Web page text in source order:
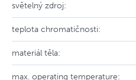
světelný zdroj:
teplota chromatičnosti:
materiál těla:
max. operating temperature: